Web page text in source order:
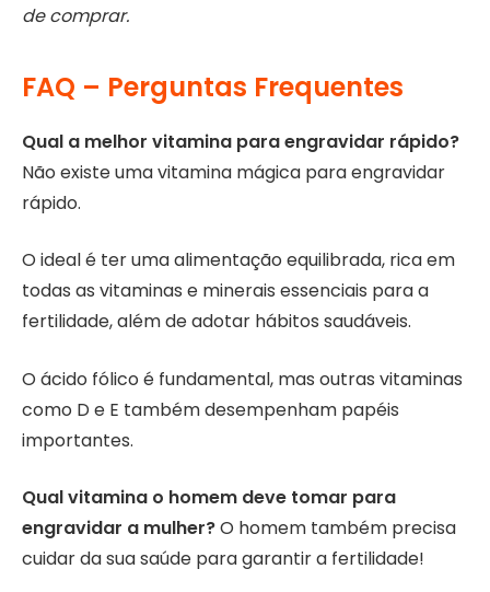
de comprar.
FAQ – Perguntas Frequentes
Qual a melhor vitamina para engravidar rápido?
Não existe uma vitamina mágica para engravidar
rápido.
O ideal é ter uma alimentação equilibrada, rica em
todas as vitaminas e minerais essenciais para a
fertilidade, além de adotar hábitos saudáveis.
O ácido fólico é fundamental, mas outras vitaminas
como D e E também desempenham papéis
importantes.
Qual vitamina o homem deve tomar para
engravidar a mulher?O homem também precisa
cuidar da sua saúde para garantir a fertilidade!